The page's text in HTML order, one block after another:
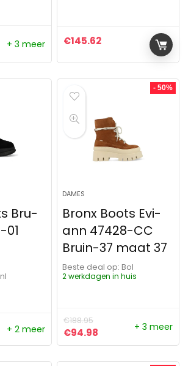
prijs was: €140.00.
prijs is: €84.00.
+ 3 meer €145.62
Bru-
01
+ 2 meer
- 50%
DAMES
Bronx Boots Evi-
ann 47428-CC
Bruin-37 maat 37
Beste deal op:
Bol
2 werkdagen in huis
€188.95
Oorspronkelijke prijs was:
€94.98 Huidige prijs is:
+ 3 meer